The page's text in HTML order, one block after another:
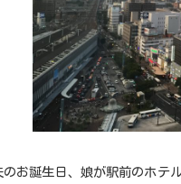
のお誕生日、娘が駅前のホテ